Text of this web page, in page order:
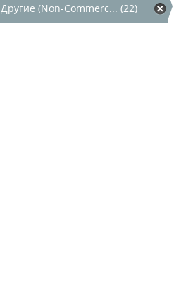
Другие (Non-Commerc... (22)